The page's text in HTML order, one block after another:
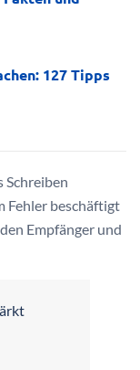
127 Tipps
Fehler beschäftigt
Empfänger und